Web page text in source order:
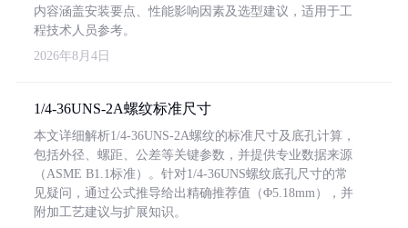
内容涵盖安装要点、性能影响因素及选型建议，适用于工
程技术人员参考。
2026年8月4日
1/4-36UNS-2A螺纹标准尺寸
本文详细解析1/4-36UNS-2A螺纹的标准尺寸及底孔计算，
包括外径、螺距、公差等关键参数，并提供专业数据来源
（ASME B1.1标准）。针对1/4-36UNS螺纹底孔尺寸的常
见疑问，通过公式推导给出精确推荐值（Φ5.18mm），并
附加工艺建议与扩展知识。